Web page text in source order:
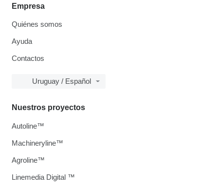
Empresa
Quiénes somos
Ayuda
Contactos
Uruguay / Español
Nuestros proyectos
Autoline™
Machineryline™
Agroline™
Linemedia Digital ™